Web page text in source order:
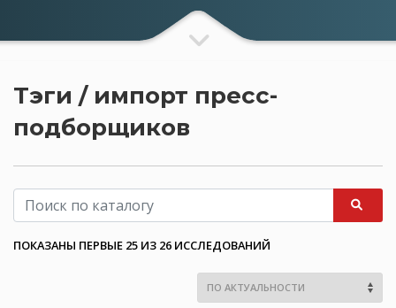
Тэги / импорт пресс-
подборщиков
ПОКАЗАНЫ ПЕРВЫЕ 25 ИЗ 26 ИССЛЕДОВАНИЙ